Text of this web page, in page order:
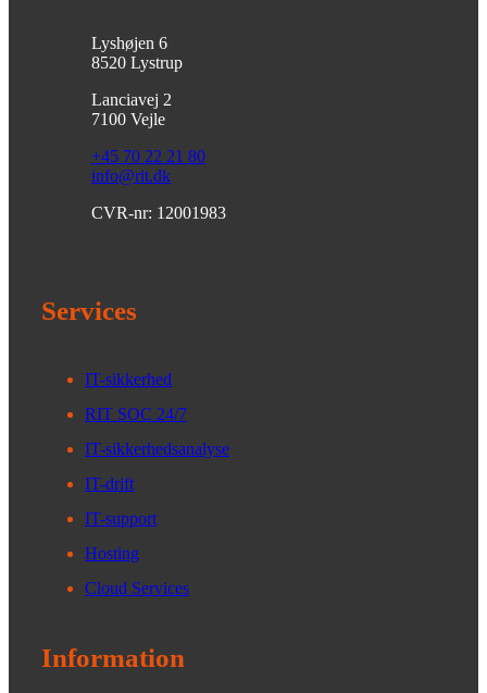
Lyshøjen 6
8520 Lystrup
Lanciavej 2
7100 Vejle
+45 70 22 21 80
info@rit.dk
CVR-nr: 12001983
Services
IT-sikkerhed
RIT SOC 24/7
IT-sikkerhedsanalyse
IT-drift
IT-support
Hosting
Cloud Services
Information